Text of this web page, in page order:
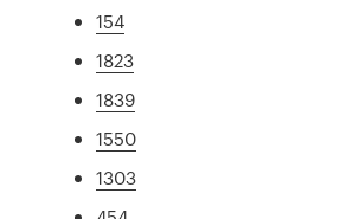
154
1823
1839
1550
1303